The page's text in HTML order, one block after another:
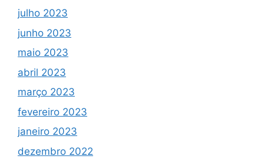
julho 2023
junho 2023
maio 2023
abril 2023
março 2023
fevereiro 2023
janeiro 2023
dezembro 2022